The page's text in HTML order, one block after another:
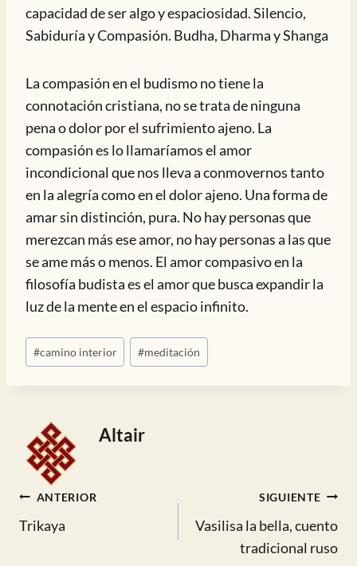
capacidad de ser algo y espaciosidad. Silencio,
Sabiduría y Compasión. Budha, Dharma y Shanga
La compasión en el budismo no tiene la
connotación cristiana, no se trata de ninguna
pena o dolor por el sufrimiento ajeno. La
compasión es lo llamaríamos el amor
incondicional que nos lleva a conmovernos tanto
en la alegría como en el dolor ajeno. Una forma de
amar sin distinción, pura. No hay personas que
merezcan más ese amor, no hay personas a las que
se ame más o menos. El amor compasivo en la
filosofía budista es el amor que busca expandir la
luz de la mente en el espacio infinito.
Etiquetas
de
la
#camino interior #meditación
Altair
Navegación
ANTERIOR
Trikaya
SIGUIENTE
Vasilisa la bella, cuento
tradicional ruso